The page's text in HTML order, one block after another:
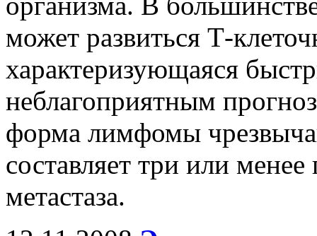
может развиться Т-
характеризующаяся
неблагоприятным
форма лимфомы
составляет три или
метастаза.